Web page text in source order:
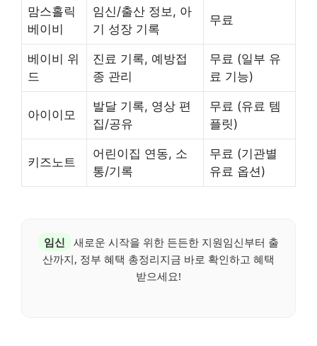
맘스홀릭
베이비
임신/출산 정보, 아
기 성장 기록
무료
베이비 위
드
진료 기록, 예방접
종 관리
무료 (일부 유
료 기능)
아이이모
발달 기록, 영상 편
집/공유
무료 (유료 템
플릿)
키즈노트
어린이집 연동, 소
통/기록
무료 (기관별
유료 옵션)
임신
새로운 시작을 위한 든든한 지원임신부터 출
산까지, 정부 혜택 총정리지금 바로 확인하고 혜택
받으세요!